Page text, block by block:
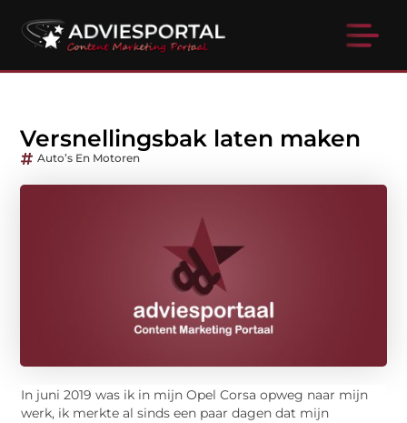
Versnellingsbak laten maken
Auto’s En Motoren
In juni 2019 was ik in mijn Opel Corsa opweg naar mijn
werk, ik merkte al sinds een paar dagen dat mijn